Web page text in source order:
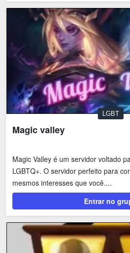
LGBT
Magic valley
Magic Valley é um servidor voltado
LGBTQ+. O servidor perfeito para
mesmos interesses que você....
Entrar no